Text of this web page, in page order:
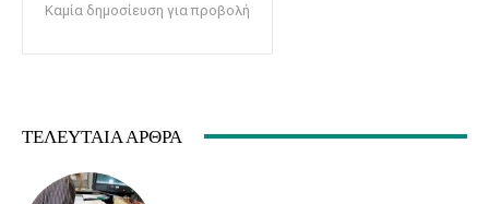
Καμία δημοσίευση για προβολή
ΤΕΛΕΥΤΑΊΑ ΆΡΘΡΑ